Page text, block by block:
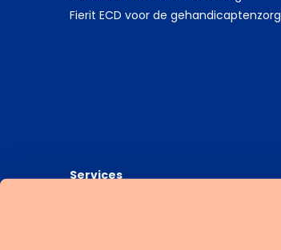
Fierit ECD voor de gehandicaptenzorg
Services